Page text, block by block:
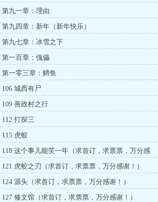
第九一章：理由
第九四章：新年（新年快乐）
第九七章：冰雪之下
第一百章：傀儡
第一零三章：鱄鱼
106 城西有尸
109 善政村之行
112 打探三
115 虎蛟
118 这个事儿能笑一年（求首订，求票票，万分感
谢！）
121 虎蛟之刃（求首订，求票票，万分感谢！）
124 源头（求首订，求票票，万分感谢！）
127 修文馆（求首订，求票票，万分感谢！）